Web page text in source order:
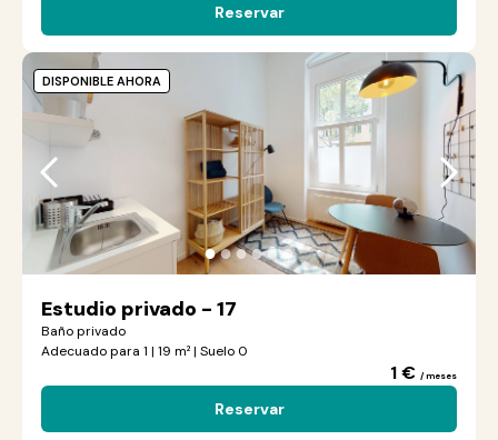
Reservar
●●●●●●
Estudio privado - 17
Baño privado
Adecuado para 1 | 19 m² | Suelo 0
1 € / meses
Reservar
DISPONIBLE AHORA